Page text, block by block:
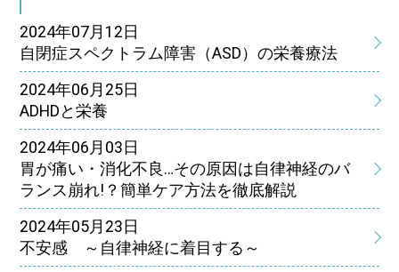
2024年07月12日
自閉症スペクトラム障害（ASD）の栄養療法
2024年06月25日
ADHDと栄養
2024年06月03日
胃が痛い・消化不良…その原因は自律神経のバ
ランス崩れ!？簡単ケア方法を徹底解説
2024年05月23日
不安感 ～自律神経に着目する～